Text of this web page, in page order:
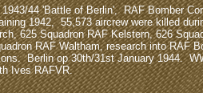
1943/44 'Battle of Berlin', RAF Bomber
1942, 55,573 aircrew were killed
625 Squadron RAF Kelstern, 626
RAF Waltham, research into RAF
Berlin op 30th/31st January 1944.
Ives RAFVR.